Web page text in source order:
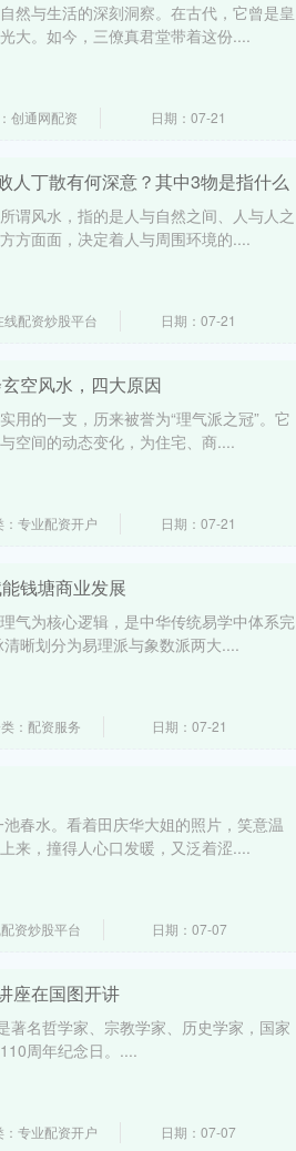
然与生活的深刻洞察。在古代，它曾是皇
大。如今，三僚真君堂带着这份....
创通网配资 日期：07-21
人丁散有何深意？其中3物是指什么
谓风水，指的是人与自然之间、人与人之
方面面，决定着人与周围环境的....
线配资炒股平台 日期：07-21
空风水，四大原因
用的一支，历来被誉为“理气派之冠”。它
空间的动态变化，为住宅、商....
：专业配资开户 日期：07-21
钱塘商业发展
气为核心逻辑，是中华传统易学中体系完
晰划分为易理派与象数派两大....
：配资服务 日期：07-21
春水。看着田庆华大姐的照片，笑意温
来，撞得人心口发暖，又泛着涩....
资炒股平台 日期：07-07
座在国图开讲
名哲学家、宗教学家、历史学家，国家
周年纪念日。....
：专业配资开户 日期：07-07